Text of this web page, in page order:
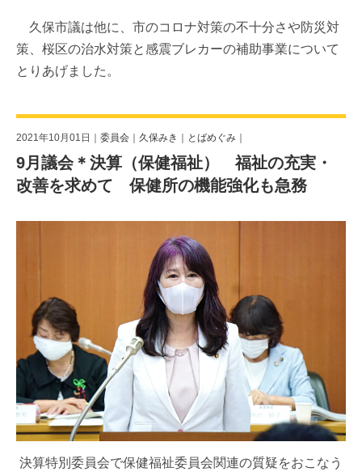
久保市議は他に、市のコロナ対策の不十分さや防災対
策、桜区の治水対策と感震ブレカーの補助事業について
とりあげました。
2021年10月01日｜ 委員会 ｜ 久保みき ｜ とばめぐみ ｜
9月議会＊決算（保健福祉） 福祉の充実・
改善を求めて 保健所の機能強化も急務
決算特別委員会で保健福祉委員会関連の質疑をおこなう